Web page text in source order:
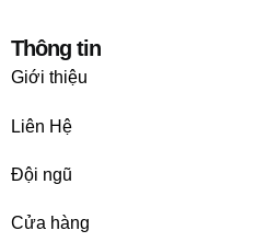
Thông tin
Giới thiệu
Liên Hệ
Đội ngũ
Cửa hàng